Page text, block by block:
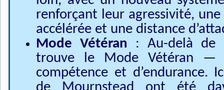
renforçant leur agressivité,
accélérée et une distance
Mode Vétéran : Au-delà de
trouve le Mode Vétéran —
compétence et d’endurance.